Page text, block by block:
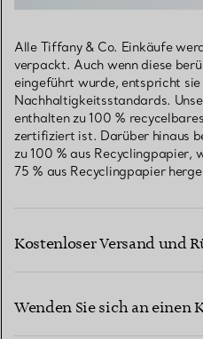
Alle Tiffany & Co. Einkäufe
verpackt. Auch wenn diese
eingeführt wurde, entspricht
Nachhaltigkeitsstandards.
enthalten zu 100 %
zertifiziert ist. Darüber hinaus
zu 100 % aus Recyclingpapier,
75 % aus Recyclingpapier
Kostenloser Versand und
Wenden Sie sich an einen